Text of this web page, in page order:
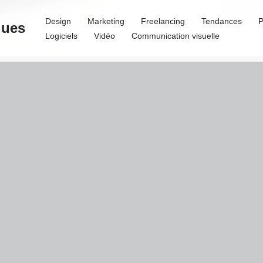
Design Marketing Freelancing Tendances
Logiciels
Vidéo Communication visuelle